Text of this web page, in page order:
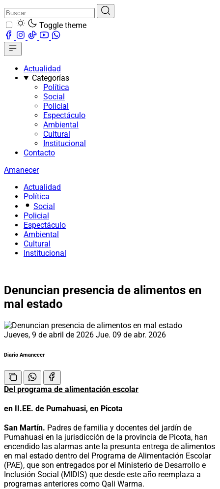
Toggle theme
Actualidad
Categorías
Política
Social
Policial
Espectáculo
Ambiental
Cultural
Institucional
Contacto
Amanecer
Actualidad
Política
Social
Policial
Espectáculo
Ambiental
Cultural
Institucional
Denuncian presencia de alimentos en
mal estado
Jueves, 9 de abril de 2026 Jue. 09 de abr. 2026
Diario Amanecer
Del programa de alimentación escolar
en II.EE. de Pumahuasi, en Picota
San Martín. Padres de familia y docentes del jardín de
Pumahuasi en la jurisdicción de la provincia de Picota, han
encendido las alarmas ante la presunta entrega de alimentos
en mal estado dentro del Programa de Alimentación Escolar
(PAE), que son entregados por el Ministerio de Desarrollo e
Inclusión Social (MIDIS) que desde este año reemplaza a
programas anteriores como Qali Warma.